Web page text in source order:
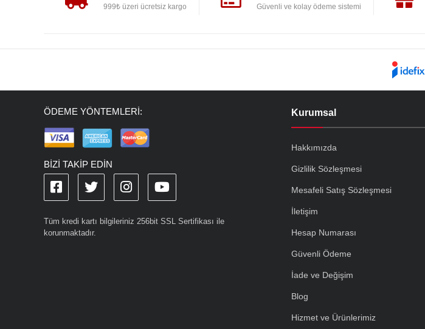
999₺ üzeri ücretsiz kargo Güvenli ve kolay ödeme sistemi
ÖDEME YÖNTEMLERİ:
BİZİ TAKİP EDİN
Tüm kredi kartı bilgileriniz 256bit SSL Sertifikası ile
korunmaktadır.
Kurumsal
Hakkımızda
Gizlilik Sözleşmesi
Mesafeli Satış Sözleşmesi
İletişim
Hesap Numarası
Güvenli Ödeme
İade ve Değişim
Blog
Hizmet ve Ürünlerimiz